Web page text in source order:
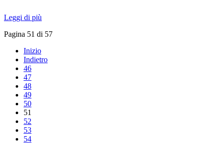
Leggi di più
Pagina 51 di 57
Inizio
Indietro
46
47
48
49
50
51
52
53
54